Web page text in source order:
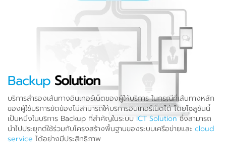
Backup Solution
บริการสำรองเส้นทางอินเทอร์เน็ตของผู้ให้บริการ ในกรณีที่เส้นทางหลัก
ของผู้ใช้บริการขัดข้องไม่สามารถให้บริการอินเทอร์เน็ตได้ โดยโซลูชันนี้
เป็นหนึ่งในบริการ Backup ที่สำคัญในระบบ ICT Solutionซึ่งสามารถ
นำไปประยุกต์ใช้ร่วมกับโครงสร้างพื้นฐานของระบบเครือข่ายและ cloud
service ได้อย่างมีประสิทธิภาพ